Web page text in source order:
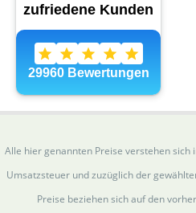
Alle hier genannten Preise verstehen
Umsatzsteuer und zuzüglich der
Preise beziehen sich auf den